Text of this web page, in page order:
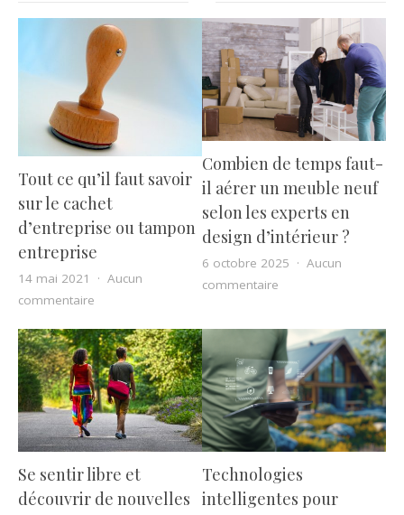
Tout ce qu’il faut savoir
sur le cachet
d’entreprise ou tampon
entreprise
14 mai 2021
Aucun
commentaire
Combien de temps faut-
il aérer un meuble neuf
selon les experts en
design d’intérieur ?
6 octobre 2025
Aucun
commentaire
Se sentir libre et
découvrir de nouvelles
Technologies
intelligentes pour